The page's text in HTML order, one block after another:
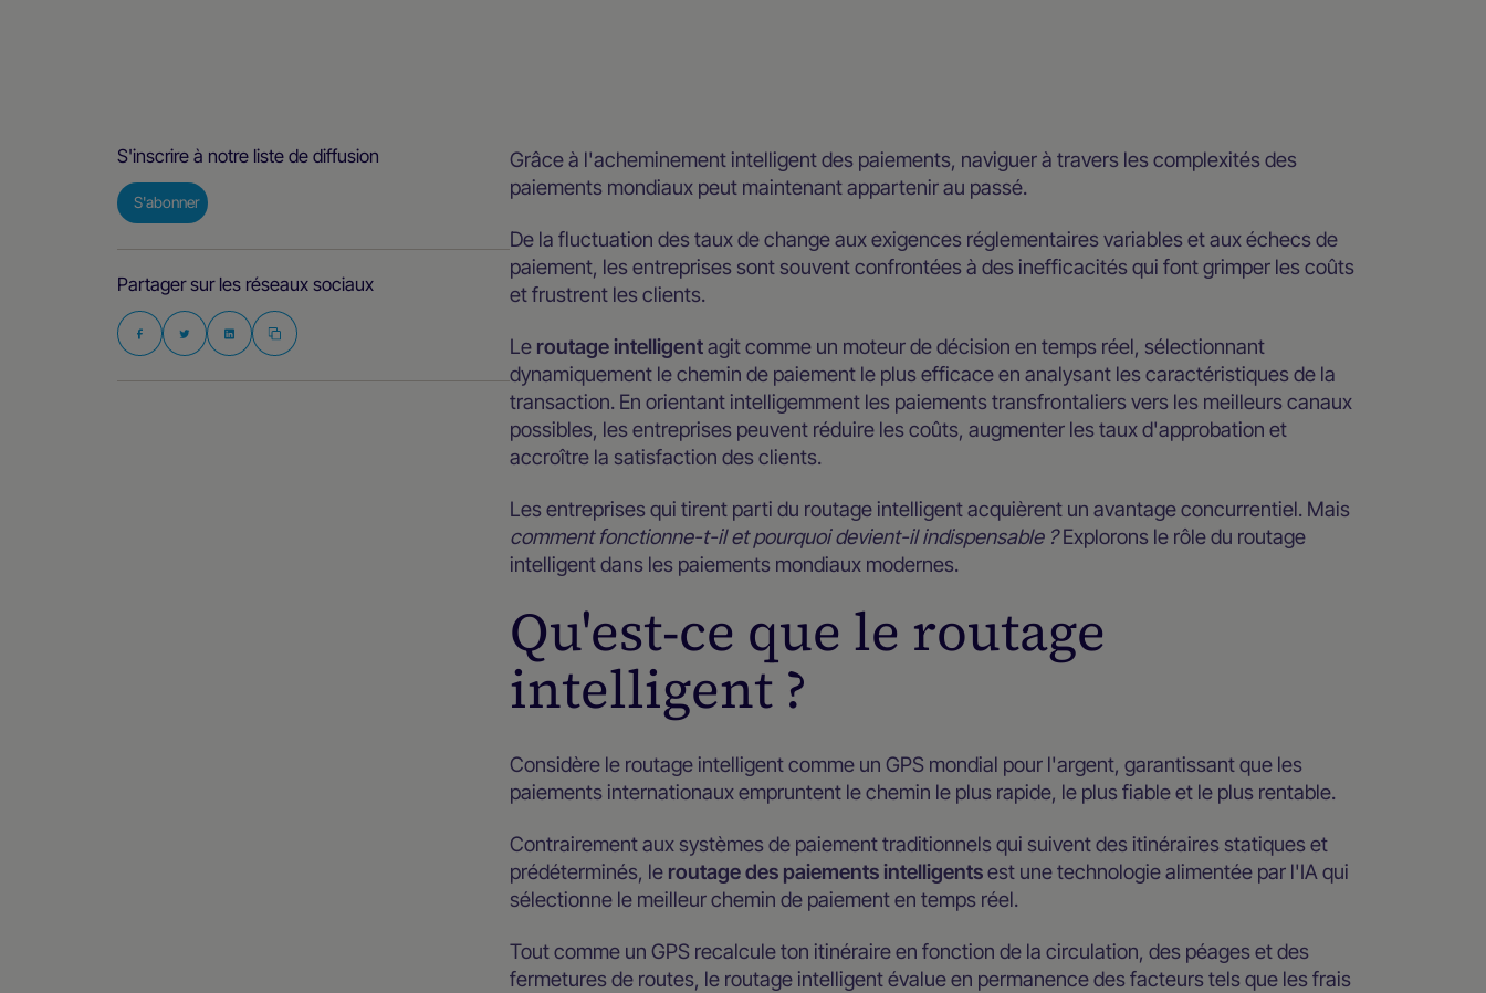
S'inscrire à notre liste de diffusion
S'abonner
Partager sur les réseaux sociaux
Grâce à l'acheminement intelligent des paiements, naviguer à travers les complexités des
paiements mondiaux peut maintenant appartenir au passé.
De la fluctuation des taux de change aux exigences réglementaires variables et aux échecs de
paiement, les entreprises sont souvent confrontées à des inefficacités qui font grimper les coûts
et frustrent les clients.
Le routage intelligentagit comme un moteur de décision en temps réel, sélectionnant
dynamiquement le chemin de paiement le plus efficace en analysant les caractéristiques de la
transaction. En orientant intelligemment les paiements transfrontaliers vers les meilleurs canaux
possibles, les entreprises peuvent réduire les coûts, augmenter les taux d'approbation et
accroître la satisfaction des clients.
Les entreprises qui tirent parti du routage intelligent acquièrent un avantage concurrentiel. Mais
comment fonctionne-t-il et pourquoi devient-il indispensable ?Explorons le rôle du routage
intelligent dans les paiements mondiaux modernes.
Qu'est-ce que le routage
intelligent ?
Considère le routage intelligent comme un GPS mondial pour l'argent, garantissant que les
paiements internationaux empruntent le chemin le plus rapide, le plus fiable et le plus rentable.
Contrairement aux systèmes de paiement traditionnels qui suivent des itinéraires statiques et
prédéterminés, le routage des paiements intelligentsest une technologie alimentée par l'IA qui
sélectionne le meilleur chemin de paiement en temps réel.
Tout comme un GPS recalcule ton itinéraire en fonction de la circulation, des péages et des
fermetures de routes, le routage intelligent évalue en permanence des facteurs tels que les frais